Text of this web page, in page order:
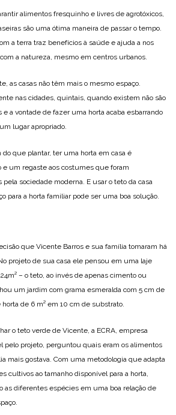
alimentos fresquinho e livres de agrotóxicos,
são uma ótima maneira de passar o tempo.
a terra traz benefícios à saúde e ajuda a nos
a natureza, mesmo em centros urbanos.
as casas não têm mais o mesmo espaço.
nas cidades, quintais, quando existem não são
e a vontade de fazer uma horta acaba esbarrando
lugar apropriado.
do que plantar, ter uma horta em casa é
e um regaste aos costumes que foram
pela sociedade moderna. E usar o teto da casa
para a horta familiar pode ser uma boa solução.
que Vicente Barros e sua família tomaram há
projeto de sua casa ele pensou em uma laje
– o teto, ao invés de apenas cimento ou
um jardim com grama esmeralda com 5 cm de
de 6 m² em 10 cm de substrato.
o teto verde de Vicente, a ECRA, empresa
pelo projeto, perguntou quais eram os alimentos
mais gostava. Com uma metodologia que adapta
cultivos ao tamanho disponível para a horta,
as diferentes espécies em uma boa relação de